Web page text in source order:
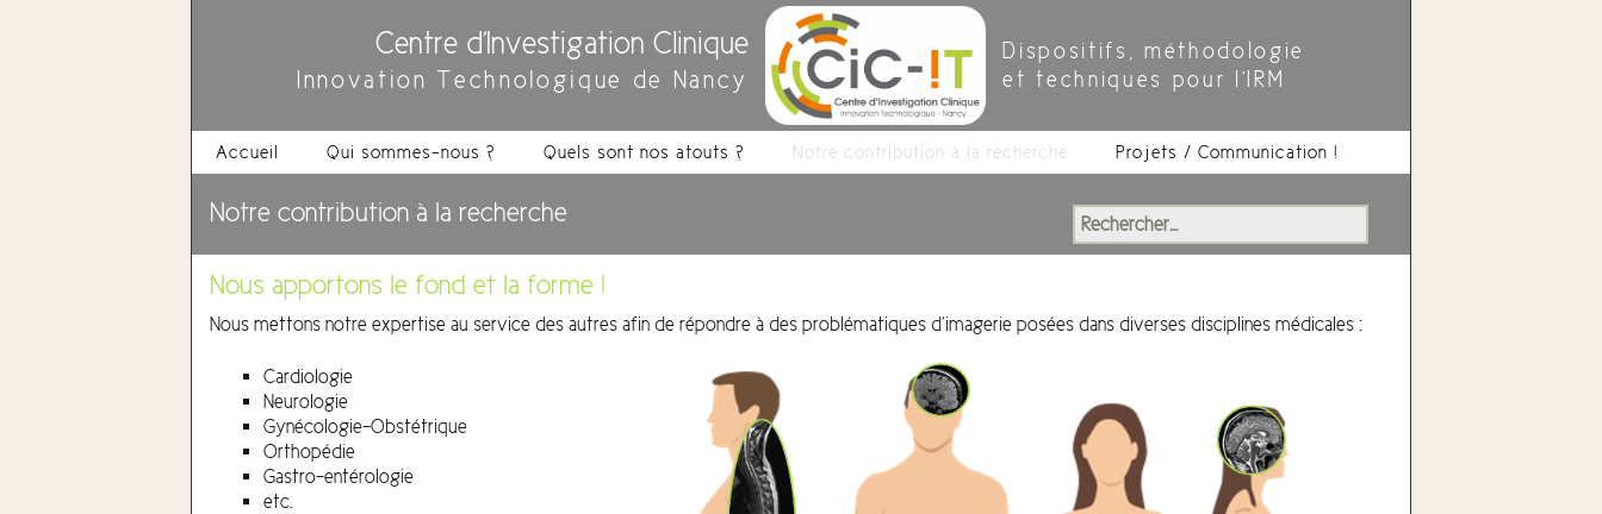
Centre d'Investigation Clinique
Innovation Technologique de Nancy
Dispositifs, méthodologie
et techniques pour l'IRM
Accueil Qui sommes-nous ? Quels sont nos atouts ? Notre contribution à la recherche Projets / Communication !
Notre contribution à la recherche Rechercher :
Nous apportons le fond et la forme !
Nous mettons notre expertise au service des autres afin de répondre à des problématiques d’imagerie posées dans diverses disciplines médicales :
Cardiologie
Neurologie
Gynécologie-Obstétrique
Orthopédie
Gastro-entérologie
etc.